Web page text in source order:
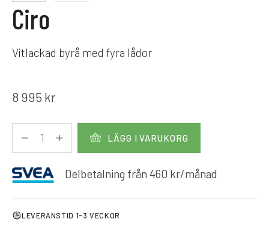
Ciro
Vitlackad byrå med fyra lådor
8 995 kr
LÄGG I VARUKORG
Delbetalning från 460 kr/månad
LEVERANSTID 1-3 VECKOR